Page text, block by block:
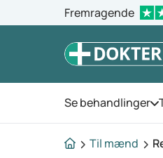
Fremragende
Se behandlinger
Til mænd